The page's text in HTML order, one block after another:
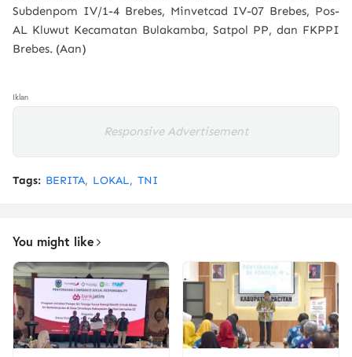
Subdenpom IV/1-4 Brebes, Minvetcad IV-07 Brebes, Pos-
AL Kluwut Kecamatan Bulakamba, Satpol PP, dan FKPPI
Brebes. (Aan)
Iklan
Responsive Advertisement
Tags: BERITA LOKAL TNI
You might like